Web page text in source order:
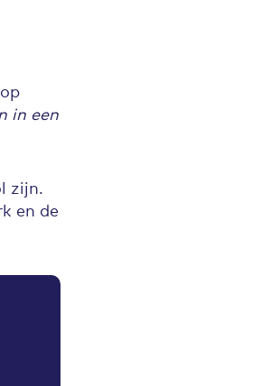
in een
zijn.
en de